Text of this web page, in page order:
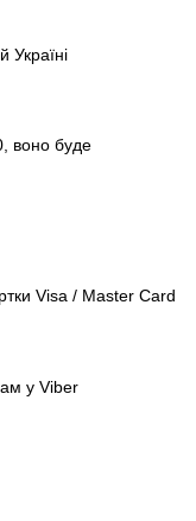
Україні
воно буде
Visa / Master Card
у Viber